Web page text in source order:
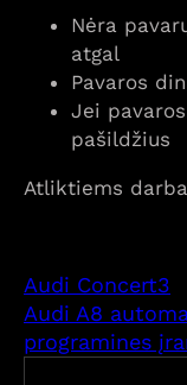
Nėra
atgal
Pavaros
Jei
pašildžius
Atliktiems
Audi Concert3
Audi A8
programines